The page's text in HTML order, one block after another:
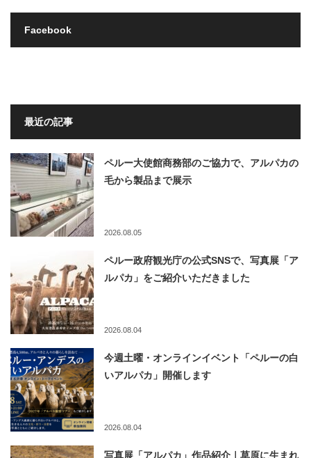
Facebook
最近の記事
ペルー大使館商務部のご協力で、アルパカの
毛から製品まで展示
2026.08.05
ペルー政府観光庁の公式SNSで、写真展「ア
ルパカ」をご紹介いただきました
2026.08.04
今週土曜・オンラインイベント「ペルーの白
いアルパカ」開催します
2026.08.04
写真展「アルパカ」作品紹介｜草原に生まれ